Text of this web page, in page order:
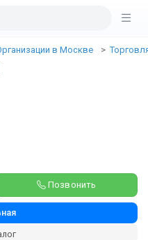
в Москве
Позвонить